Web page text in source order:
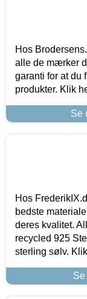
Hos
alle de mærker
garanti for at du
produkter. Klik
Se
Hos
bedste
deres kvalitet.
recycled 925
sterling sølv.